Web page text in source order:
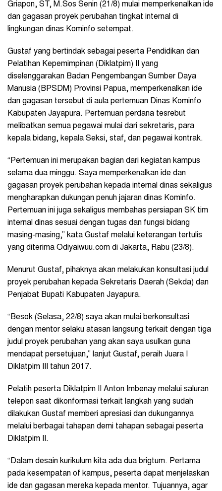
Griapon, ST, M.Sos Senin (21/8) mulai memperkenalkan ide
dan gagasan proyek perubahan tingkat internal di
lingkungan dinas Kominfo setempat.
Gustaf yang bertindak sebagai peserta Pendidikan dan
Pelatihan Kepemimpinan (Diklatpim) II yang
diselenggarakan Badan Pengembangan Sumber Daya
Manusia (BPSDM) Provinsi Papua, memperkenalkan ide
dan gagasan tersebut di aula pertemuan Dinas Kominfo
Kabupaten Jayapura. Pertemuan perdana tesrebut
melibatkan semua pegawai mulai dari sekretaris, para
kepala bidang, kepala Seksi, staf, dan pegawai kontrak.
“Pertemuan ini merupakan bagian dari kegiatan kampus
selama dua minggu. Saya memperkenalkan ide dan
gagasan proyek perubahan kepada internal dinas sekaligus
mengharapkan dukungan penuh jajaran dinas Kominfo.
Pertemuan ini juga sekaligus membahas persiapan SK tim
internal dinas sesuai dengan tugas dan fungsi bidang
masing-masing,” kata Gustaf melalui keterangan tertulis
yang diterima Odiyaiwuu.com di Jakarta, Rabu (23/8).
Menurut Gustaf, pihaknya akan melakukan konsultasi judul
proyek perubahan kepada Sekretaris Daerah (Sekda) dan
Penjabat Bupati Kabupaten Jayapura.
“Besok (Selasa, 22/8) saya akan mulai berkonsultasi
dengan mentor selaku atasan langsung terkait dengan tiga
judul proyek perubahan yang akan saya usulkan guna
mendapat persetujuan,” lanjut Gustaf, peraih Juara I
Diklatpim III tahun 2017.
Pelatih peserta Diklatpim II Anton Imbenay melalui saluran
telepon saat dikonformasi terkait langkah yang sudah
dilakukan Gustaf memberi apresiasi dan dukungannya
melalui berbagai tahapan demi tahapan sebagai peserta
Diklatpim II.
“Dalam desain kurikulum kita ada dua brigtum. Pertama
pada kesempatan of kampus, peserta dapat menjelaskan
ide dan gagasan mereka kepada mentor. Tujuannya, agar